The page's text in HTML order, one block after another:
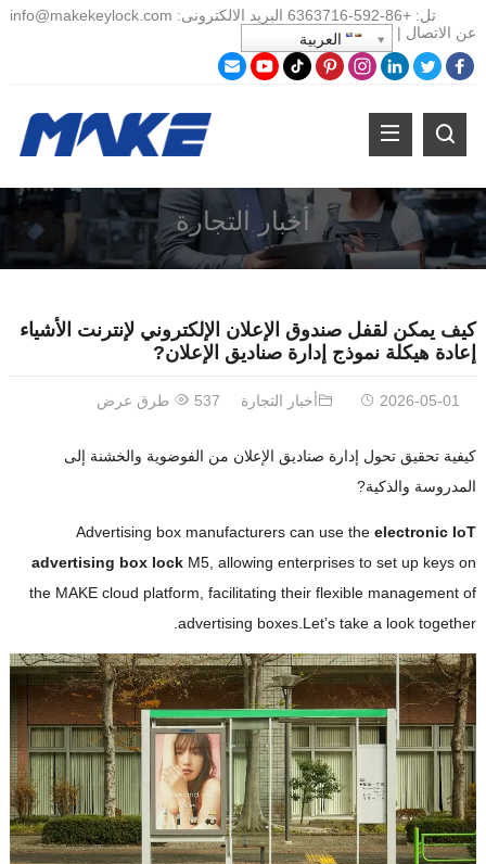
تل:+86- 592-6363716 البريد الالكترونى:
info@makekeylock.com
عن الاتصال | العربية
أخبار التجارة
كيف يمكن لقفل صندوق الإعلان الإلكتروني لإنترنت الأشياء
إعادة هيكلة نموذج إدارة صناديق الإعلان?
2026-05-01 أخبار التجارة 537 طرق عرض
كيفية تحقيق تحول إدارة صناديق الإعلان من الفوضوية والخشنة إلى
المدروسة والذكية?
Advertising box manufacturers can use the electronic IoT
advertising box lock M5,allowing enterprises to set up keys on
the MAKE cloud platform ,facilitating their flexible management of
advertising boxes.Let’s take a look together
.